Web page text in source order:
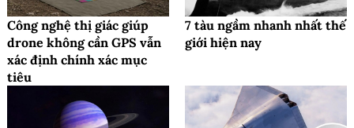
Công nghệ thị giác giúp
drone không cần GPS vẫn
xác định chính xác mục
tiêu
7 tàu ngầm nhanh nhất thế
giới hiện nay